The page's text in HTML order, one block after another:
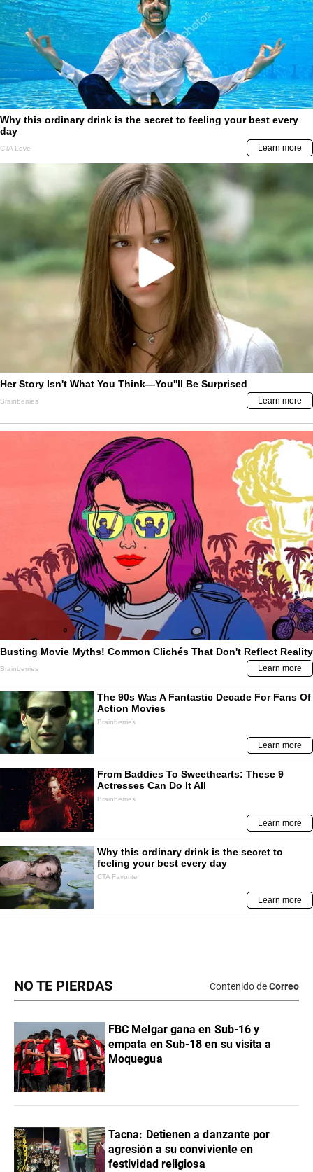
NO TE PIERDAS Contenido deCorreo
FBC Melgar gana en Sub-16 y
empata en Sub-18 en su visita a
Moquegua
Tacna: Detienen a danzante por
agresión a su conviviente en
festividad religiosa